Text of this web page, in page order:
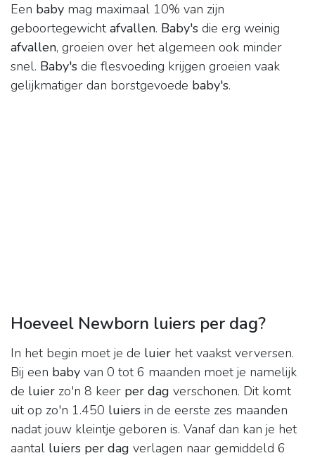
Een baby mag maximaal 10% van zijn
geboortegewichtafvallen. Baby's die erg weinig
afvallen, groeien over het algemeen ook minder
snel. Baby's die flesvoeding krijgen groeien vaak
gelijkmatiger dan borstgevoede baby's.
Hoeveel Newborn luiers per dag?
In het begin moet je de luier het vaakst verversen.
Bij een baby van 0 tot 6 maanden moet je namelijk
de luier zo'n 8 keer per dag verschonen. Dit komt
uit op zo'n 1.450 luiers in de eerste zes maanden
nadat jouw kleintje geboren is. Vanaf dan kan je het
aantal luiers per dag verlagen naar gemiddeld 6